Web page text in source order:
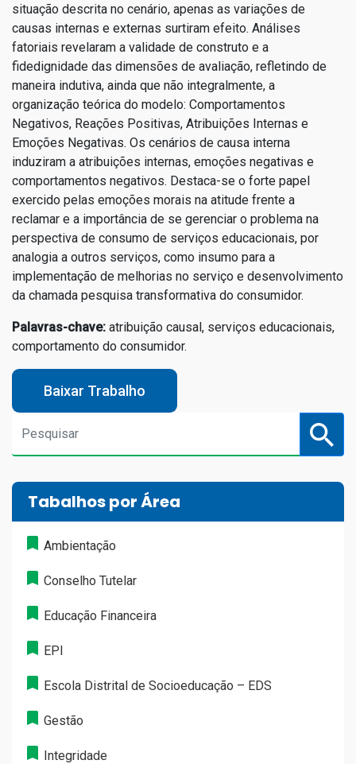
situação descrita no cenário, apenas as variações de
causas internas e externas surtiram efeito. Análises
fatoriais revelaram a validade de construto e a
fidedignidade das dimensões de avaliação, refletindo de
maneira indutiva, ainda que não integralmente, a
organização teórica do modelo: Comportamentos
Negativos, Reações Positivas, Atribuições Internas e
Emoções Negativas. Os cenários de causa interna
induziram a atribuições internas, emoções negativas e
comportamentos negativos. Destaca-se o forte papel
exercido pelas emoções morais na atitude frente a
reclamar e a importância de se gerenciar o problema na
perspectiva de consumo de serviços educacionais, por
analogia a outros serviços, como insumo para a
implementação de melhorias no serviço e desenvolvimento
da chamada pesquisa transformativa do consumidor.
Palavras-chave: atribuição causal, serviços educacionais,
comportamento do consumidor.
Baixar Trabalho
Tabalhos por Área
Ambientação
Conselho Tutelar
Educação Financeira
EPI
Escola Distrital de Socioeducação – EDS
Gestão
Integridade